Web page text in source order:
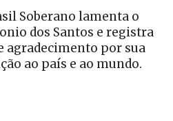
Soberano lamenta o
dos Santos e registra
agradecimento por sua
ao país e ao mundo.